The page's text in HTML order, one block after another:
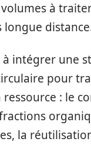
à
à intégrer une
pour
: le
la